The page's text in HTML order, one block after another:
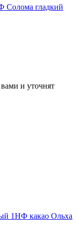
Солома гладкий
и уточнят